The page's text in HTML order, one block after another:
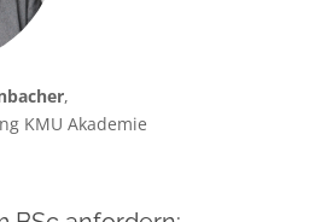
,
KMU Akademie